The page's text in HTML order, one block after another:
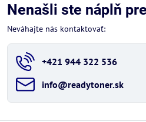
Nenašli ste náplň
Neváhajte nás kontaktovať:
+421 944 322 536
info​@readytoner​.sk